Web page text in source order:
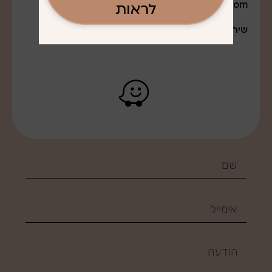
q0527643888@gmail.com
שירות משלוחים לרב חלקי הארץ
לראות